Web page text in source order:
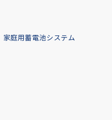
家庭用蓄電池システム